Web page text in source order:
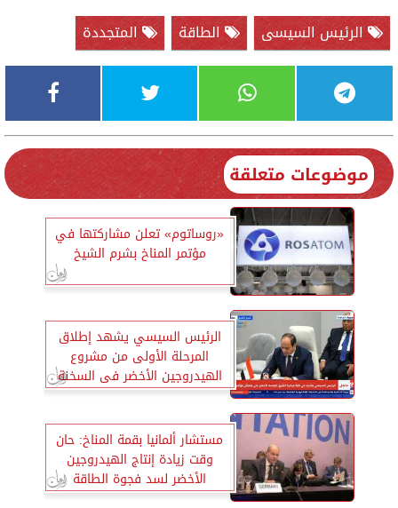
الرئيس السيسى
الطاقة المتجددة
موضوعات متعلقة
«روساتوم» تعلن مشاركتها في
مؤتمر المناخ بشرم الشيخ
الرئيس السيسي يشهد إطلاق
المرحلة الأولى من مشروع
الهيدروجين الأخضر فى السخنة
مستشار ألمانيا بقمة المناخ: حان
وقت زيادة إنتاج الهيدروجين
الأخضر لسد فجوة الطاقة